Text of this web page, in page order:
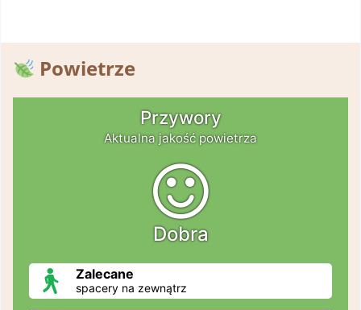
Powietrze